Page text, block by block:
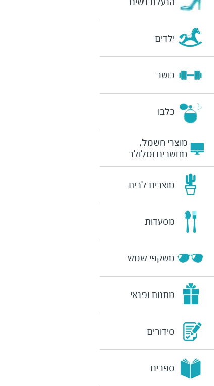
ילדים
כושר
כלבו
מוצרי חשמל,
מחשבים וסלולר
מוצרים לבית
מסעדות
משקפי שמש
מתנות ופנאי
סידורים
ספרים